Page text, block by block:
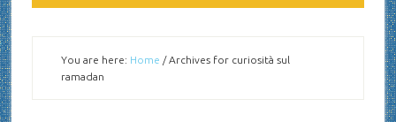
You are here: Home /Archives for curiosità sul
ramadan